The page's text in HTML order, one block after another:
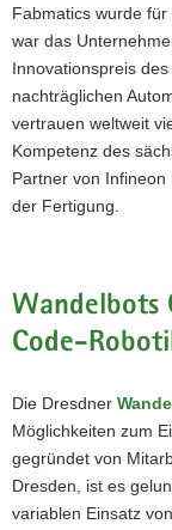
Fabmatics wurde
war das
Innovationspreis
nachträglichen
vertrauen weltweit
Kompetenz des
Partner von
der Fertigung.
Wandelbots
Code-
Die Dresdner
Möglichkeiten zum
gegründet von
Dresden, ist es
variablen Einsatz